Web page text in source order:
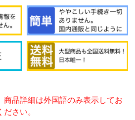
商品詳細は外国語のみ表示してお
さい。